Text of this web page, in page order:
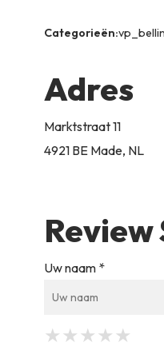
Categorieën:
Adres
Marktstraat 11
4921 BE Made, NL
Review
Uw naam *
★
★ ★
★ ★ ★
★ ★ ★ ★
★ ★ ★ ★ ★